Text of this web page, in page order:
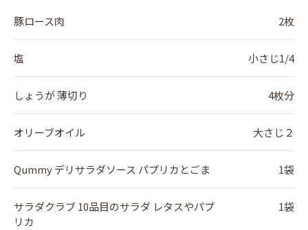
豚ロース肉 2枚
塩 小さじ1/4
しょうが 薄切り 4枚分
オリーブオイル 大さじ２
Qummy デリサラダソース パプリカとごま 1袋
サラダクラブ 10品目のサラダ レタスやパプ
リカ
1袋